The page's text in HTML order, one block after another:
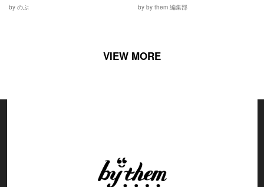
by のぶ by by them 編集部
VIEW MORE